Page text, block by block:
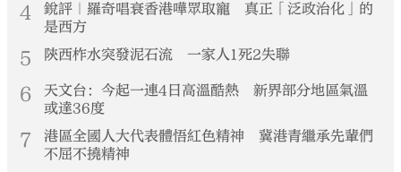
4
銳評｜羅奇唱衰香港嘩眾取寵 真正「泛政治化」的
是西方
5 陝西柞水突發泥石流 一家人1死2失聯
6
天文台：今起一連4日高溫酷熱 新界部分地區氣溫
或達36度
7
港區全國人大代表體悟紅色精神 冀港青繼承先輩們
不屈不撓精神